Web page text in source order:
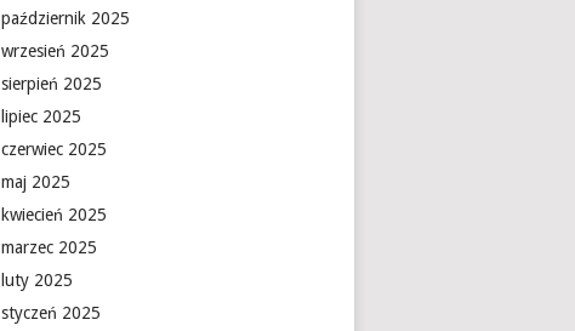
październik 2025
wrzesień 2025
sierpień 2025
lipiec 2025
czerwiec 2025
maj 2025
kwiecień 2025
marzec 2025
luty 2025
styczeń 2025